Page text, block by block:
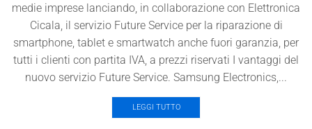
medie imprese lanciando, in collaborazione con Elettronica
Cicala, il servizio Future Service per la riparazione di
smartphone, tablet e smartwatch anche fuori garanzia, per
tutti i clienti con partita IVA, a prezzi riservati I vantaggi del
nuovo servizio Future Service. Samsung Electronics,...
LEGGI TUTTO